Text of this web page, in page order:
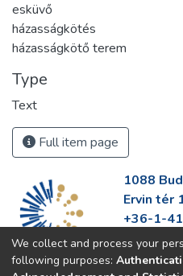
esküvő
házasságkötés
házasságkötő terem
Type
Text
Full item page
1088
Ervin tér
+36-1-
https://
We collect and process your
following purposes: